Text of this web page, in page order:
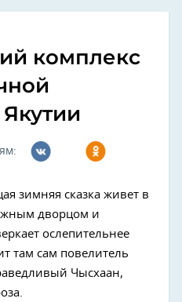
комплекс
зимняя сказка живет в
дворцом и
ослепительнее
там сам повелитель
Чысхаан,